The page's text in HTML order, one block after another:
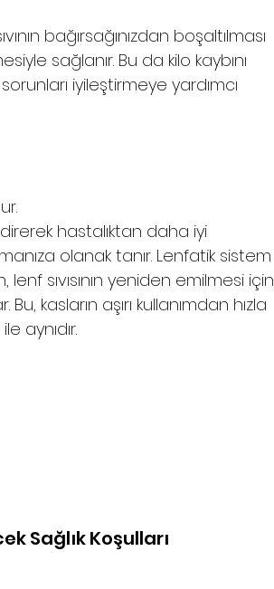
bağırsağınızdan boşaltılması
sağlanır. Bu da kilo kaybını
iyileştirmeye yardımcı
hastalıktan daha iyi
olanak tanır. Lenfatik sistem
sıvısının yeniden emilmesi için
kasların aşırı kullanımdan hızla
aynıdır.
Sağlık Koşulları